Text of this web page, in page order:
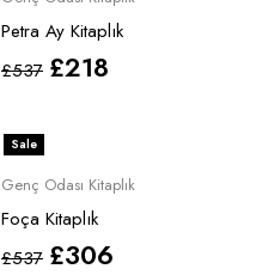
Petra Ay Kitaplık
£537 £218
Sale
Genç Odası Kitaplık
Foça Kitaplık
£537 £306